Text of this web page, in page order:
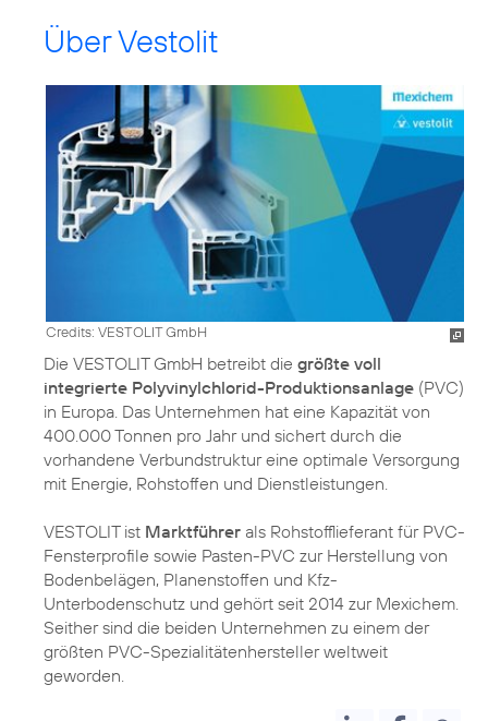
Über Vestolit
Credits: VESTOLIT GmbH
Die VESTOLIT GmbH betreibt die größte voll
integrierte Polyvinylchlorid-Produktionsanlage (PVC)
in Europa. Das Unternehmen hat eine Kapazität von
400.000 Tonnen pro Jahr und sichert durch die
vorhandene Verbundstruktur eine optimale Versorgung
mit Energie, Rohstoffen und Dienstleistungen.
VESTOLIT ist Marktführer als Rohstofflieferant für PVC-
Fensterprofile sowie Pasten-PVC zur Herstellung von
Bodenbelägen, Planenstoffen und Kfz-
Unterbodenschutz und gehört seit 2014 zur Mexichem.
Seither sind die beiden Unternehmen zu einem der
größten PVC-Spezialitätenhersteller weltweit
geworden.